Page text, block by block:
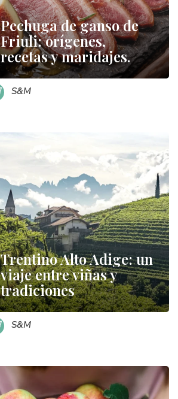
Pechuga de ganso de
Friuli: orígenes,
recetas y maridajes.
S&M
Trentino Alto Adige: un
viaje entre viñas y
tradiciones
S&M